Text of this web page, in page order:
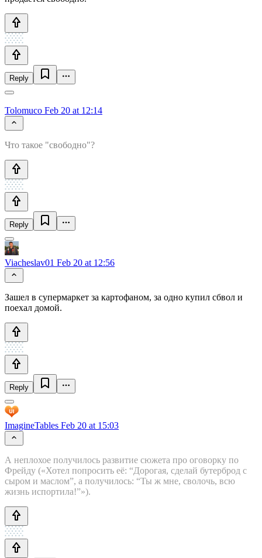
Reply
Tolomuco Feb 20 at 12:14
Что такое "свободно"?
Reply
Viacheslav01 Feb 20 at 12:56
Зашел в супермаркет за картофаном, за одно купил сбвол и
поехал домой.
Reply
ImagineTables Feb 20 at 15:03
А неплохое получилось развитие сюжета про оговорку по
Фрейду («Хотел попросить её: “Дорогая, сделай бутерброд с
сыром и маслом”, а получилось: “Ты ж мне, сволочь, всю
жизнь испортила!”»).